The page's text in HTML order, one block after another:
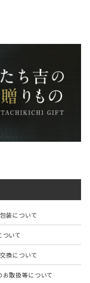
装について
ついて
換について
お取扱等について